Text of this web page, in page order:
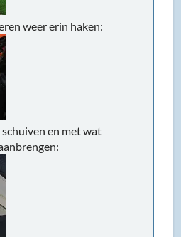
weer erin haken:
en met wat